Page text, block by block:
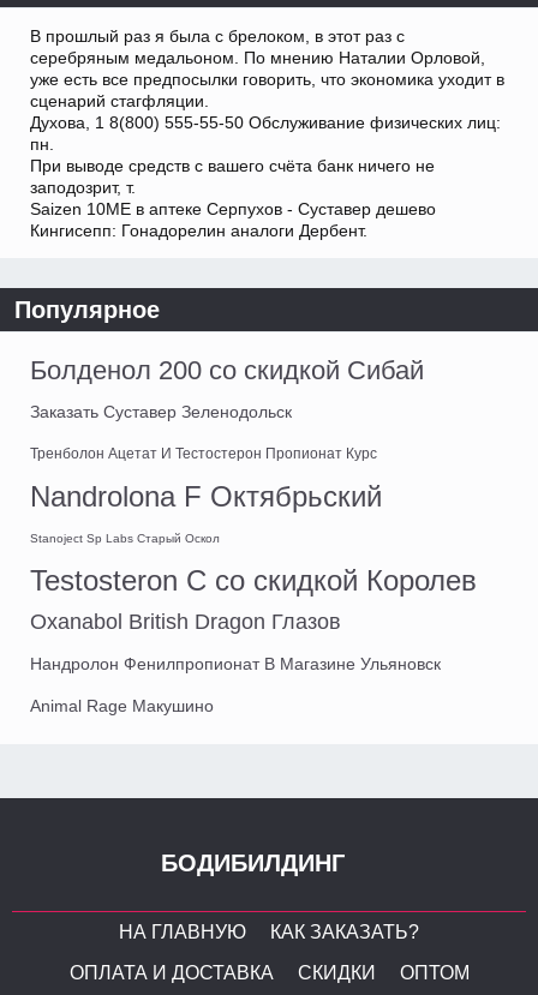
В прошлый раз я была с брелоком, в этот раз с
серебряным медальоном. По мнению Наталии Орловой,
уже есть все предпосылки говорить, что экономика уходит в
сценарий стагфляции.
Духова, 1 8(800) 555-55-50 Обслуживание физических лиц:
пн.
При выводе средств с вашего счёта банк ничего не
заподозрит, т.
Saizen 10ME в аптеке Серпухов - Суставер дешево
Кингисепп: Гонадорелин аналоги Дербент.
Популярное
Болденол 200 со скидкой Сибай
Заказать Суставер Зеленодольск
Тренболон Ацетат И Тестостерон Пропионат Курс
Nandrolona F Октябрьский
Stanoject Sp Labs Старый Оскол
Testosteron C со скидкой Королев
Oxanabol British Dragon Глазов
Нандролон Фенилпропионат В Магазине Ульяновск
Animal Rage Макушино
БОДИБИЛДИНГ
НА ГЛАВНУЮ
КАК ЗАКАЗАТЬ?
ОПЛАТА И ДОСТАВКА
СКИДКИ ОПТОМ